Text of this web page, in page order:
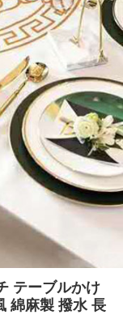
テーブルかけ
綿麻製 撥水 長